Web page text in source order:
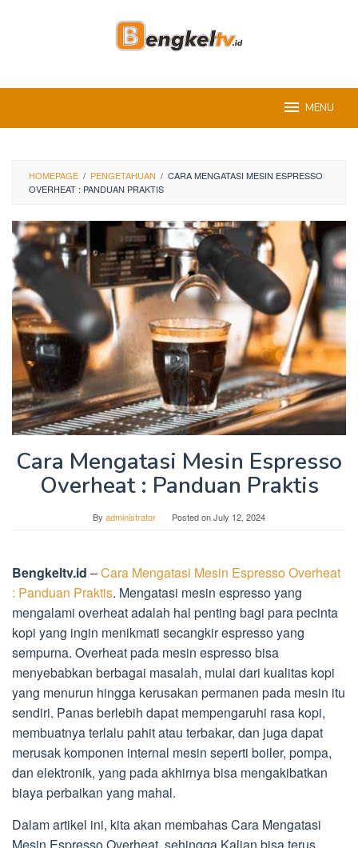
MENU
HOMEPAGE / PENGETAHUAN / CARA MENGATASI MESIN ESPRESSO
OVERHEAT : PANDUAN PRAKTIS
Cara Mengatasi Mesin Espresso
Overheat : Panduan Praktis
By administrator Posted onJuly 12, 2024
Bengkeltv.id –Cara Mengatasi Mesin Espresso Overheat
: Panduan Praktis. Mengatasi mesin espresso yang
mengalami overheat adalah hal penting bagi para pecinta
kopi yang ingin menikmati secangkir espresso yang
sempurna. Overheat pada mesin espresso bisa
menyebabkan berbagai masalah, mulai dari kualitas kopi
yang menurun hingga kerusakan permanen pada mesin itu
sendiri. Panas berlebih dapat mempengaruhi rasa kopi,
membuatnya terlalu pahit atau terbakar, dan juga dapat
merusak komponen internal mesin seperti boiler, pompa,
dan elektronik, yang pada akhirnya bisa mengakibatkan
biaya perbaikan yang mahal.
Dalam artikel ini, kita akan membahas Cara Mengatasi